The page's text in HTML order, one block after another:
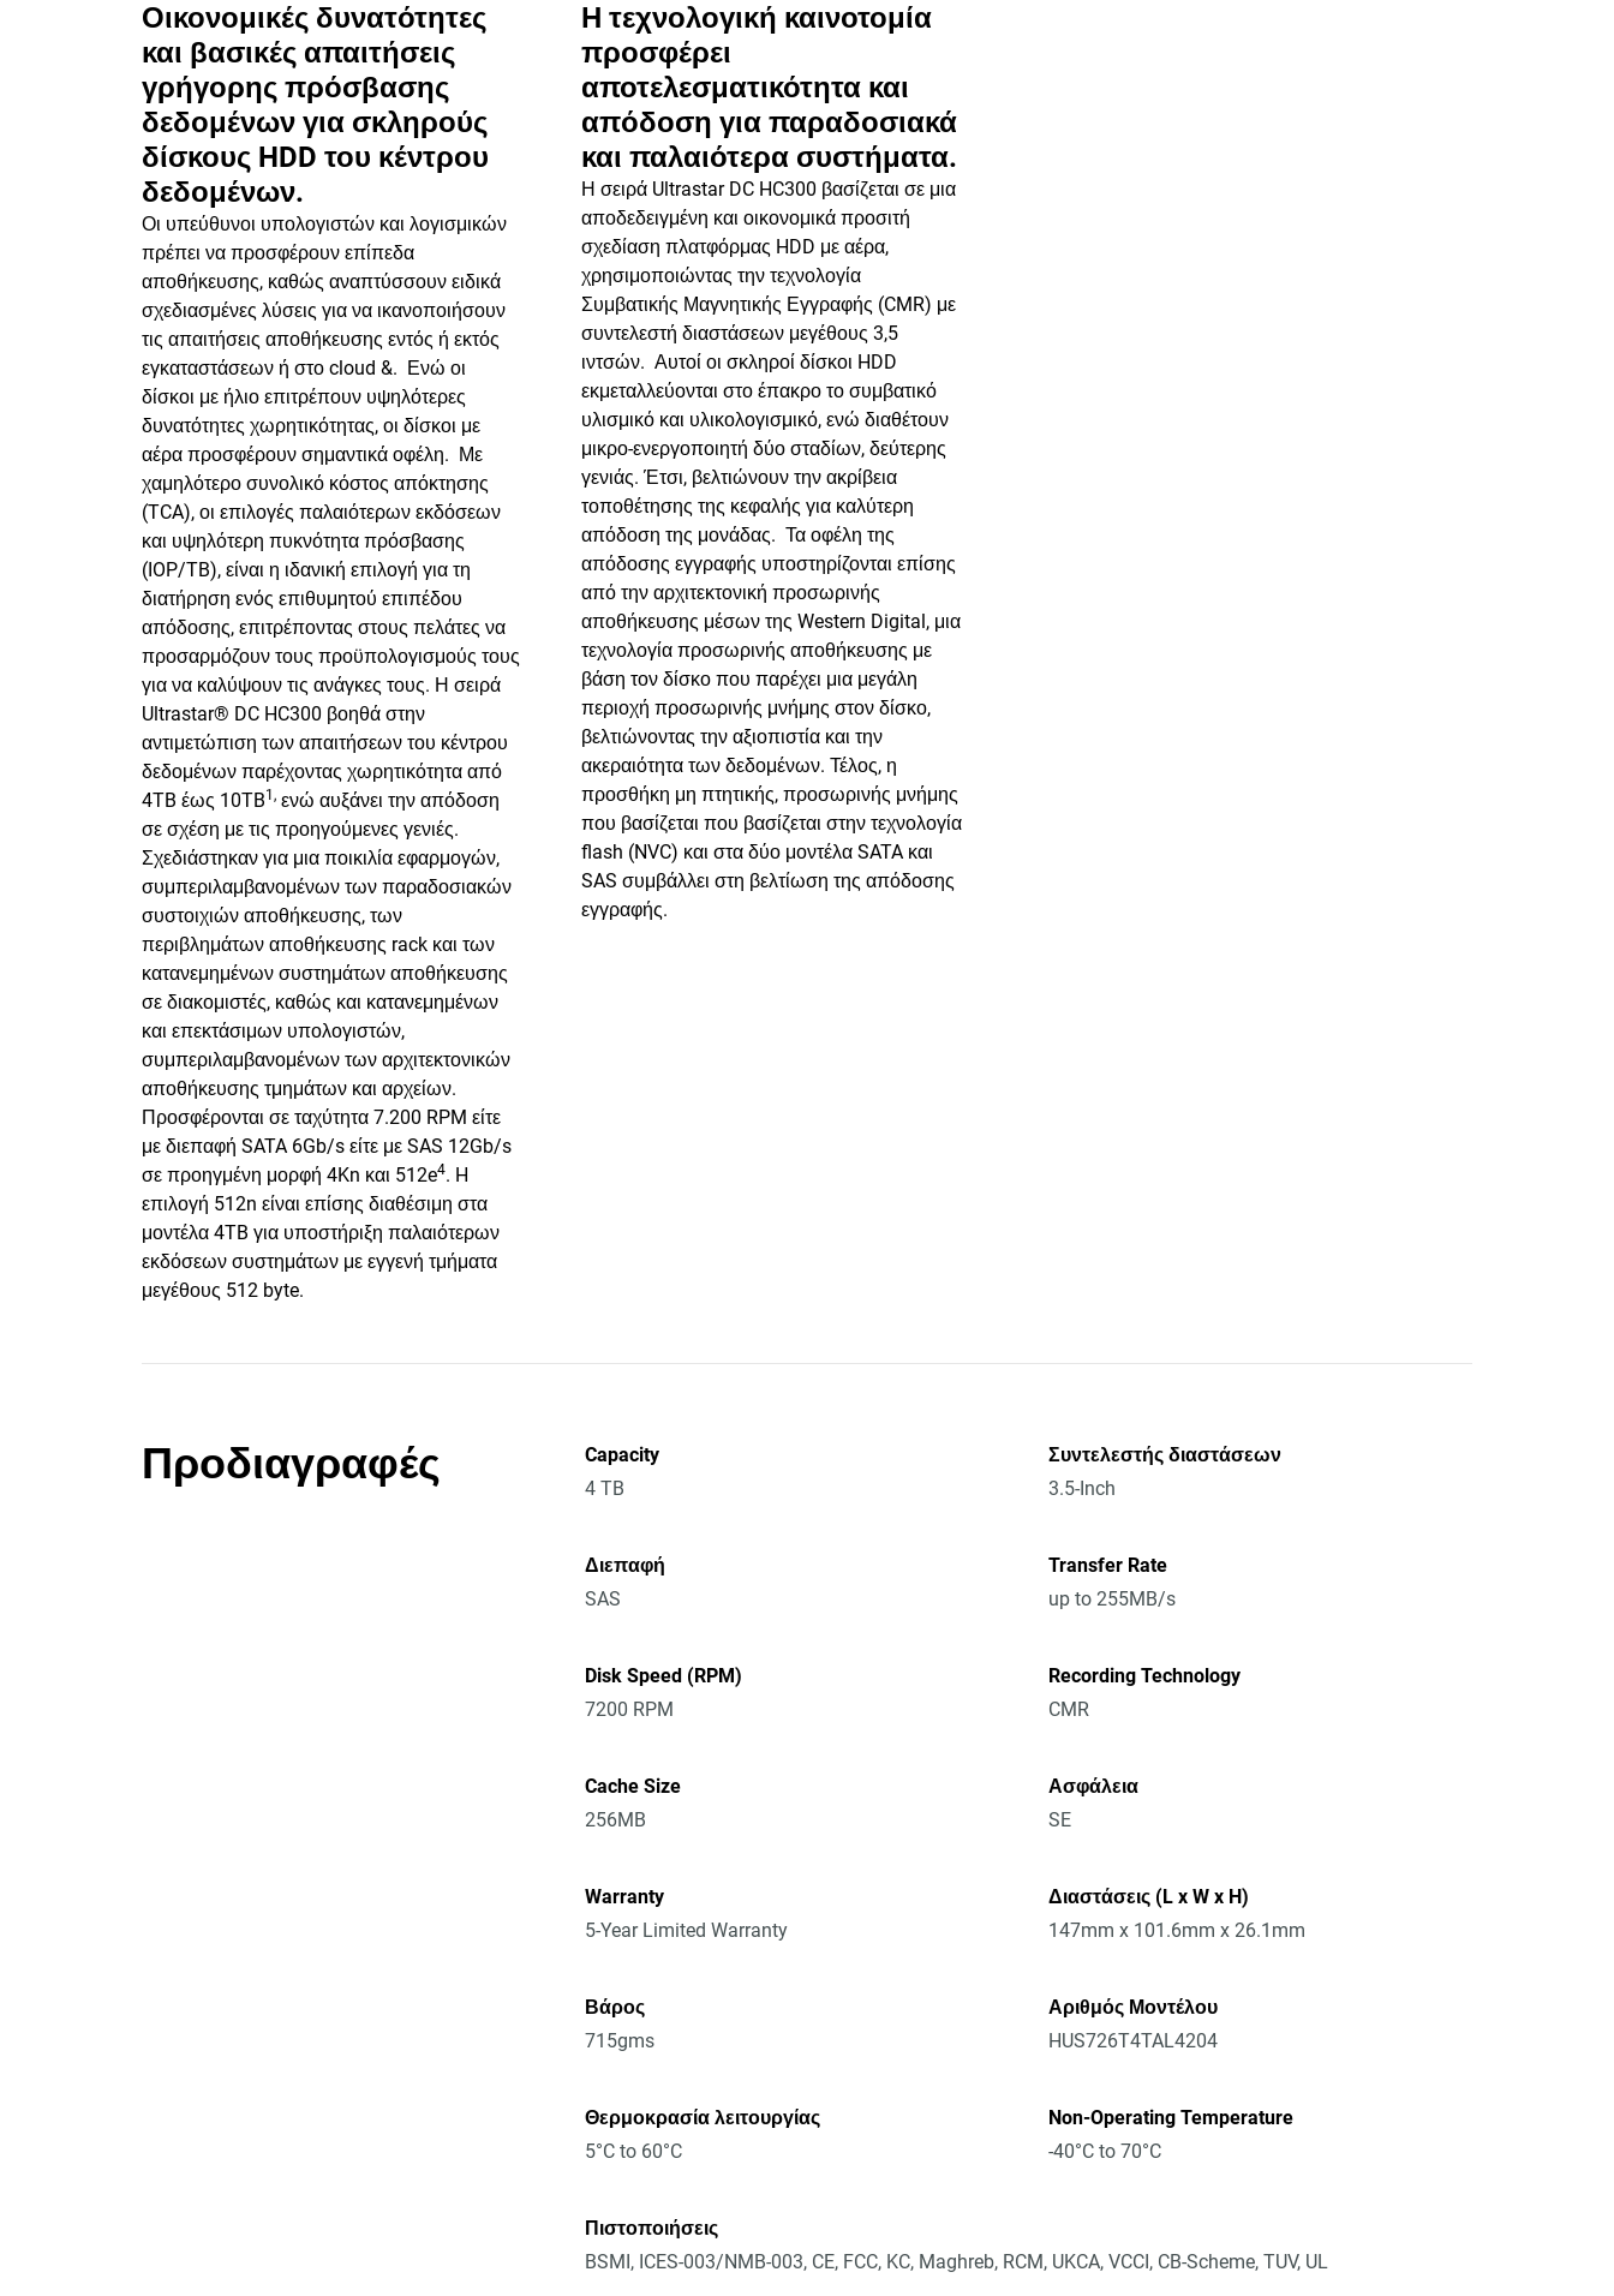
Οικονομικές δυνατότητες
και βασικές απαιτήσεις
γρήγορης πρόσβασης
δεδομένων για σκληρούς
δίσκους HDD του κέντρου
δεδομένων.
Οι υπεύθυνοι υπολογιστών και λογισμικών
πρέπει να προσφέρουν επίπεδα
αποθήκευσης, καθώς αναπτύσσουν ειδικά
σχεδιασμένες λύσεις για να ικανοποιήσουν
τις απαιτήσεις αποθήκευσης εντός ή εκτός
εγκαταστάσεων ή στο cloud &. Ενώ οι
δίσκοι με ήλιο επιτρέπουν υψηλότερες
δυνατότητες χωρητικότητας, οι δίσκοι με
αέρα προσφέρουν σημαντικά οφέλη. Με
χαμηλότερο συνολικό κόστος απόκτησης
(TCA), οι επιλογές παλαιότερων εκδόσεων
και υψηλότερη πυκνότητα πρόσβασης
(IOP/TB), είναι η ιδανική επιλογή για τη
διατήρηση ενός επιθυμητού επιπέδου
απόδοσης, επιτρέποντας στους πελάτες να
προσαρμόζουν τους προϋπολογισμούς τους
για να καλύψουν τις ανάγκες τους. Η σειρά
Ultrastar® DC HC300 βοηθά στην
αντιμετώπιση των απαιτήσεων του κέντρου
δεδομένων παρέχοντας χωρητικότητα από
4TB έως 10TB1, ενώ αυξάνει την απόδοση
σε σχέση με τις προηγούμενες γενιές.
Σχεδιάστηκαν για μια ποικιλία εφαρμογών,
συμπεριλαμβανομένων των παραδοσιακών
συστοιχιών αποθήκευσης, των
περιβλημάτων αποθήκευσης rack και των
κατανεμημένων συστημάτων αποθήκευσης
σε διακομιστές, καθώς και κατανεμημένων
και επεκτάσιμων υπολογιστών,
συμπεριλαμβανομένων των αρχιτεκτονικών
αποθήκευσης τμημάτων και αρχείων.
Προσφέρονται σε ταχύτητα 7.200 RPM είτε
με διεπαφή SATA 6Gb/s είτε με SAS 12Gb/s
σε προηγμένη μορφή 4Kn και 512e4. H
επιλογή 512n είναι επίσης διαθέσιμη στα
μοντέλα 4TB για υποστήριξη παλαιότερων
εκδόσεων συστημάτων με εγγενή τμήματα
μεγέθους 512 byte.
Η τεχνολογική καινοτομία
προσφέρει
αποτελεσματικότητα και
απόδοση για παραδοσιακά
και παλαιότερα συστήματα.
Η σειρά Ultrastar DC HC300 βασίζεται σε μια
αποδεδειγμένη και οικονομικά προσιτή
σχεδίαση πλατφόρμας HDD με αέρα,
χρησιμοποιώντας την τεχνολογία
Συμβατικής Μαγνητικής Εγγραφής (CMR) με
συντελεστή διαστάσεων μεγέθους 3,5
ιντσών. Αυτοί οι σκληροί δίσκοι HDD
εκμεταλλεύονται στο έπακρο το συμβατικό
υλισμικό και υλικολογισμικό, ενώ διαθέτουν
μικρο-ενεργοποιητή δύο σταδίων, δεύτερης
γενιάς. Έτσι, βελτιώνουν την ακρίβεια
τοποθέτησης της κεφαλής για καλύτερη
απόδοση της μονάδας. Τα οφέλη της
απόδοσης εγγραφής υποστηρίζονται επίσης
από την αρχιτεκτονική προσωρινής
αποθήκευσης μέσων της Western Digital, μια
τεχνολογία προσωρινής αποθήκευσης με
βάση τον δίσκο που παρέχει μια μεγάλη
περιοχή προσωρινής μνήμης στον δίσκο,
βελτιώνοντας την αξιοπιστία και την
ακεραιότητα των δεδομένων. Τέλος, η
προσθήκη μη πτητικής, προσωρινής μνήμης
που βασίζεται που βασίζεται στην τεχνολογία
flash (NVC) και στα δύο μοντέλα SATA και
SAS συμβάλλει στη βελτίωση της απόδοσης
εγγραφής.
Προδιαγραφές
Capacity
4 TB
Συντελεστής διαστάσεων
3.5-Inch
Διεπαφή
SAS
Transfer Rate
up to 255MB/s
Disk Speed (RPM)
7200 RPM
Recording Technology
CMR
Cache Size
256MB
Ασφάλεια
SE
Warranty
5-Year Limited Warranty
Διαστάσεις (L x W x H)
147mm x 101.6mm x 26.1mm
Βάρος
715gms
Αριθμός Μοντέλου
HUS726T4TAL4204
Θερμοκρασία λειτουργίας
5°C to 60°C
Non-Operating Temperature
-40°C to 70°C
Πιστοποιήσεις
BSMI, ICES-003/NMB-003, CE, FCC, KC, Maghreb, RCM, UKCA, VCCI, CB-Scheme, TUV, UL